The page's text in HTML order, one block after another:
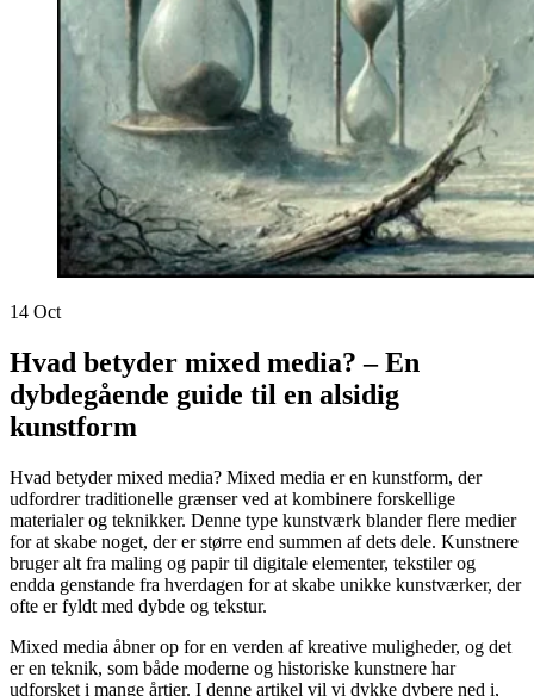
14 Oct
Hvad betyder mixed media? – En
dybdegående guide til en alsidig
kunstform
Hvad betyder mixed media? Mixed media er en kunstform, der
udfordrer traditionelle grænser ved at kombinere forskellige
materialer og teknikker. Denne type kunstværk blander flere medier
for at skabe noget, der er større end summen af dets dele. Kunstnere
bruger alt fra maling og papir til digitale elementer, tekstiler og
endda genstande fra hverdagen for at skabe unikke kunstværker, der
ofte er fyldt med dybde og tekstur.
Mixed media åbner op for en verden af kreative muligheder, og det
er en teknik, som både moderne og historiske kunstnere har
udforsket i mange årtier. I denne artikel vil vi dykke dybere ned i,